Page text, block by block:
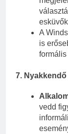
A
is
7.
vedd